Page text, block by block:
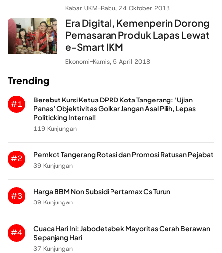
Kabar UKM-Rabu, 24 Oktober 2018
Era Digital, Kemenperin Dorong
Pemasaran Produk Lapas Lewat
e-Smart IKM
Ekonomi-Kamis, 5 April 2018
Trending
#1
Berebut Kursi Ketua DPRD Kota Tangerang: ‘Ujian
Panas’ Objektivitas Golkar Jangan Asal Pilih, Lepas
Politicking Internal!
119 Kunjungan
#2
Pemkot Tangerang Rotasi dan Promosi Ratusan Pejabat
39 Kunjungan
#3
Harga BBM Non Subsidi Pertamax Cs Turun
39 Kunjungan
#4
Cuaca Hari Ini: Jabodetabek Mayoritas Cerah Berawan
Sepanjang Hari
37 Kunjungan